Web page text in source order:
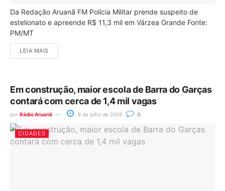
Da Redação Aruanã FM Polícia Militar prende suspeito de
estelionato e apreende R$ 11,3 mil em Várzea Grande Fonte:
PM/MT
LEIA MAIS
Em construção, maior escola de Barra do Garças
contará com cerca de 1,4 mil vagas
por Rádio Aruanã 8 de julho de 2026 0
CIDADES